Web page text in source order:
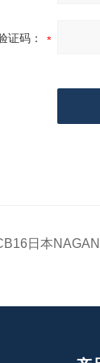
证码：
日本